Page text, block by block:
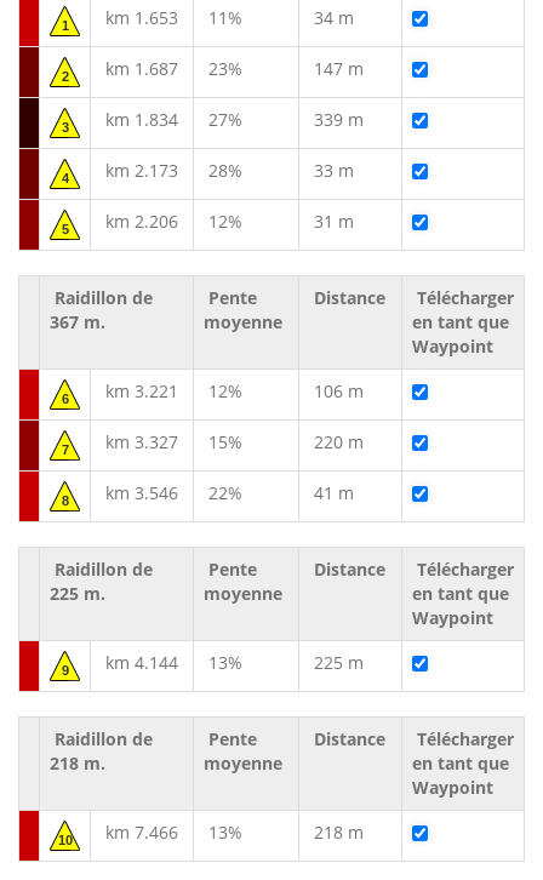
1 km 1.653 11% 34 m
2 km 1.687 23% 147 m
3 km 1.834 27% 339 m
4 km 2.173 28% 33 m
5 km 2.206 12% 31 m
Raidillon de
367 m.
Pente
moyenne
Distance
Télécharger
en tant que
Waypoint
6 km 3.221 12% 106 m
7 km 3.327 15% 220 m
8 km 3.546 22% 41 m
Raidillon de
225 m.
Pente
moyenne
Distance
Télécharger
en tant que
Waypoint
9 km 4.144 13% 225 m
Raidillon de
218 m.
Pente
moyenne
Distance
Télécharger
en tant que
Waypoint
10 km 7.466 13% 218 m